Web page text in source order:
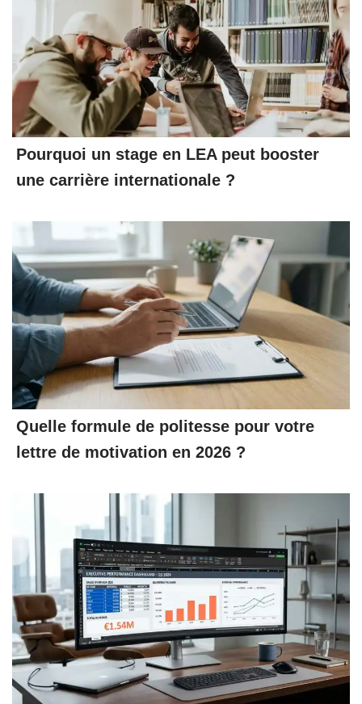
Pourquoi un stage en LEA peut booster
une carrière internationale ?
Quelle formule de politesse pour votre
lettre de motivation en 2026 ?